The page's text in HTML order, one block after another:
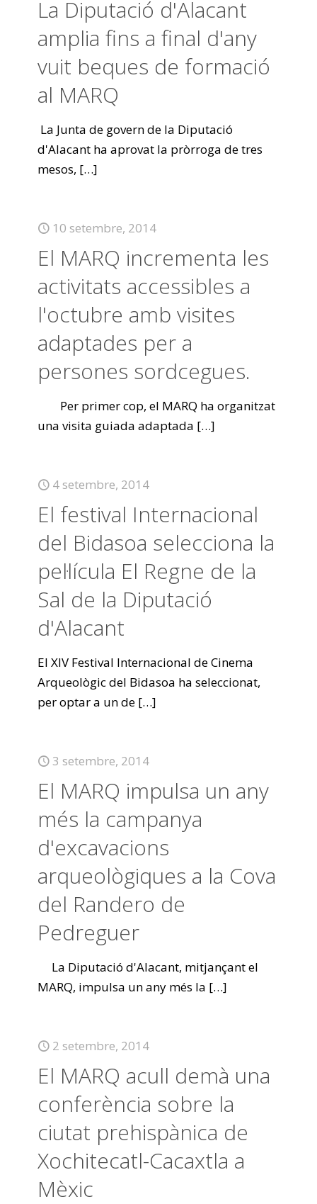
La Diputació d'Alacant
amplia fins a final d'any
vuit beques de formació
al MARQ
La Junta de govern de la Diputació
d'Alacant ha aprovat la pròrroga de tres
mesos, […]
10 setembre, 2014
El MARQ incrementa les
activitats accessibles a
l'octubre amb visites
adaptades per a
persones sordcegues.
Per primer cop, el MARQ ha organitzat
una visita guiada adaptada […]
4 setembre, 2014
El festival Internacional
del Bidasoa selecciona la
pel·lícula El Regne de la
Sal de la Diputació
d'Alacant
El XIV Festival Internacional de Cinema
Arqueològic del Bidasoa ha seleccionat,
per optar a un de […]
3 setembre, 2014
El MARQ impulsa un any
més la campanya
d'excavacions
arqueològiques a la Cova
del Randero de
Pedreguer
La Diputació d'Alacant, mitjançant el
MARQ, impulsa un any més la […]
2 setembre, 2014
El MARQ acull demà una
conferència sobre la
ciutat prehispànica de
Xochitecatl-Cacaxtla a
Mèxic